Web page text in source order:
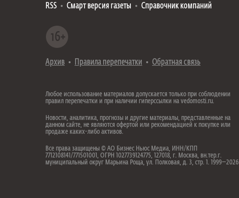
RSS
Смарт версия газеты Справочник компаний
Архив Правила перепечатки Обратная связь
Любое использование материалов допускается только при соблюдении
правил перепечатки и при наличии гиперссылки на vedomosti.ru.
Новости, аналитика, прогнозы и другие материалы, представленные на
данном сайте, не являются офертой или рекомендацией к покупке или
продаже каких-либо активов.
Все права защищены © АО Бизнес Ньюс Медиа, ИНН/КПП
7712108141/771501001, ОГРН 1027739124775, 127018, г. Москва, вн.тер.г.
муниципальный округ Марьина Роща, ул. Полковая, д. 3, стр. 1. 1999—2026